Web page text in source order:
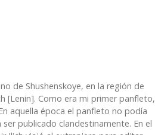
de Shushenskoye, en la región de
[Lenin]. Como era mi primer panfleto,
aquella época el panfleto no podía
publicado clandestinamente. En el